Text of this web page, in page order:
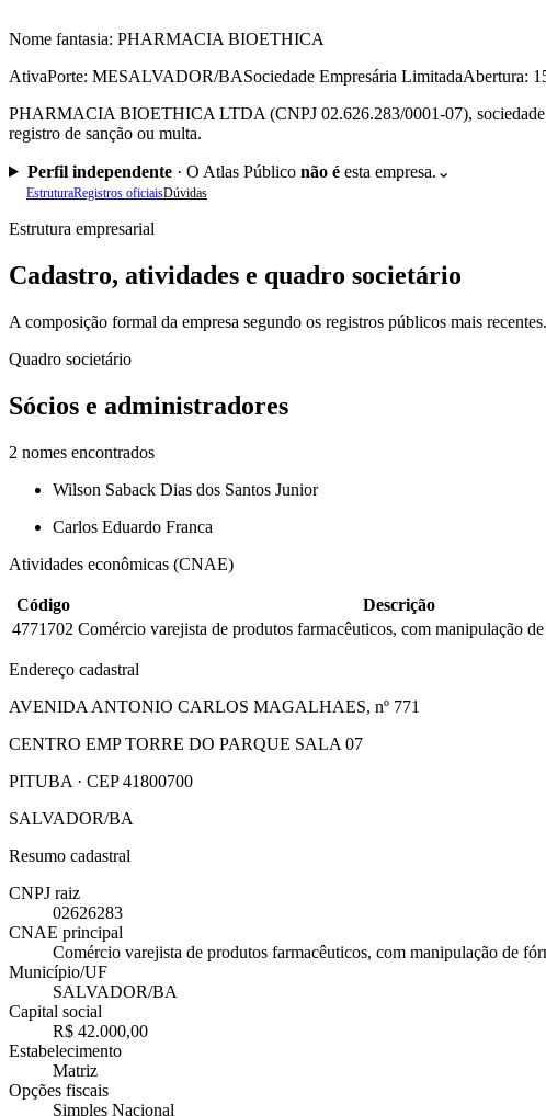
Nome fantasia: PHARMACIA BIOETHICA
AtivaPorte: MESALVADOR/BASociedade Empresária LimitadaAbertura:
PHARMACIA BIOETHICA LTDA (CNPJ 02.626.283/0001-07), sociedade
registro de sanção ou multa.
Perfil independente· O Atlas Público não éesta empresa. ⌄
EstruturaRegistros oficiaisDúvidas
Estrutura empresarial
Cadastro, atividades e quadro societário
A composição formal da empresa segundo os registros públicos mais recentes.
Quadro societário
Sócios e administradores
2 nomes encontrados
Wilson Saback Dias dos Santos Junior
Carlos Eduardo Franca
Atividades econômicas (CNAE)
Código
Descrição
4771702 Comércio varejista de produtos farmacêuticos, com manipulação
Endereço cadastral
AVENIDA ANTONIO CARLOS MAGALHAES, nº 771
CENTRO EMP TORRE DO PARQUE SALA 07
PITUBA · CEP 41800700
SALVADOR/BA
Resumo cadastral
CNPJ raiz
02626283
CNAE principal
Comércio varejista de produtos farmacêuticos, com manipulação de
Município/UF
SALVADOR/BA
Capital social
R$ 42.000,00
Estabelecimento
Matriz
Opções fiscais
Simples Nacional